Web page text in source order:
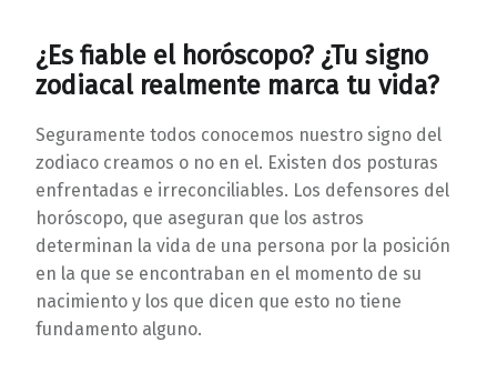
¿Es fiable el horóscopo? ¿Tu signo
zodiacal realmente marca tu vida?
Seguramente todos conocemos nuestro signo del
zodiaco creamos o no en el. Existen dos posturas
enfrentadas e irreconciliables. Los defensores del
horóscopo, que aseguran que los astros
determinan la vida de una persona por la posición
en la que se encontraban en el momento de su
nacimiento y los que dicen que esto no tiene
fundamento alguno.